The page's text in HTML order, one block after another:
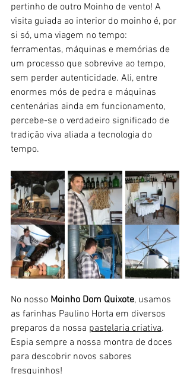
pertinho de outro Moinho de vento! A
visita guiada ao interior do moinho é, por
si só, uma viagem no tempo:
ferramentas, máquinas e memórias de
um processo que sobrevive ao tempo,
sem perder autenticidade. Ali, entre
enormes mós de pedra e máquinas
centenárias ainda em funcionamento,
percebe-se o verdadeiro significado de
tradição viva aliada a tecnologia do
tempo.
No nosso Moinho Dom Quixote, usamos
as farinhas Paulino Horta em diversos
preparos da nossa pastelaria criativa.
Espia sempre a nossa montra de doces
para descobrir novos sabores
fresquinhos!